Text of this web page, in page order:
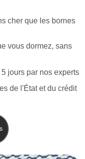
cher que les bornes
vous dormez, sans
jours par nos experts
de l'État et du crédit